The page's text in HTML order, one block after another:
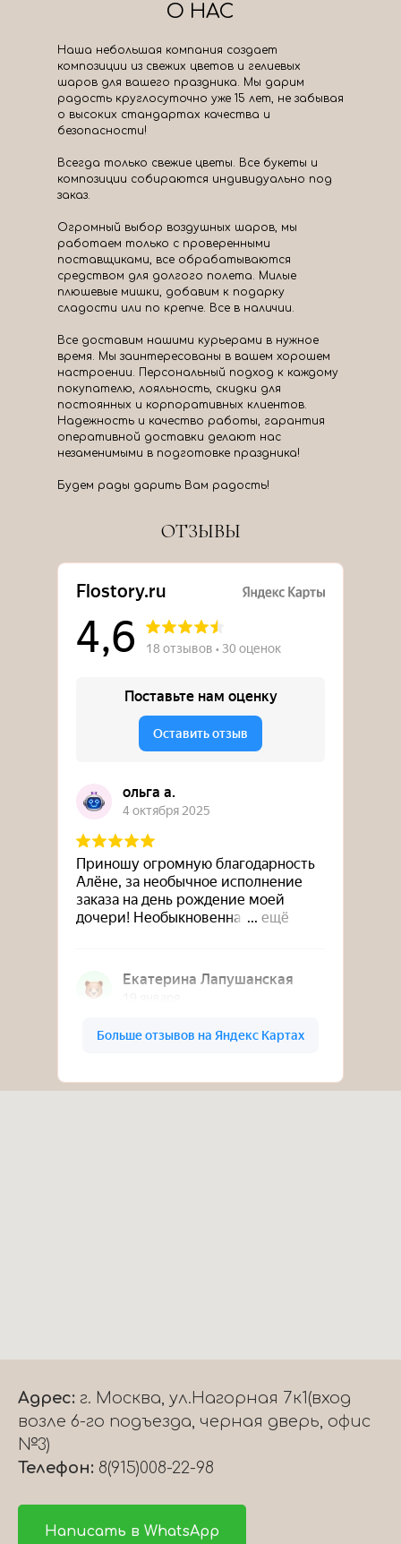
О НАС
Наша небольшая компания создает
композиции из свежих цветов и гелиевых
шаров для вашего праздника. Мы дарим
радость круглосуточно уже 15 лет, не забывая
о высоких стандартах качества и
безопасности!
Всегда только свежие цветы. Все букеты и
композиции собираются индивидуально под
заказ.
Огромный выбор воздушных шаров, мы
работаем только с проверенными
поставщиками, все обрабатываются
средством для долгого полета. Милые
плюшевые мишки, добавим к подарку
сладости или по крепче. Все в наличии.
Все доставим нашими курьерами в нужное
время. Мы заинтересованы в вашем хорошем
настроении. Персональный подход к каждому
покупателю, лояльность, скидки для
постоянных и корпоративных клиентов.
Надежность и качество работы, гарантия
оперативной доставки делают нас
незаменимыми в подготовке праздника!
Будем рады дарить Вам радость!
ОТЗЫВЫ
Адрес: г. Москва, ул.Нагорная 7к1(вход
возле 6-го подъезда, черная дверь, офис
№3)
Телефон: 8(915)008-22-98
Написать в WhatsApp